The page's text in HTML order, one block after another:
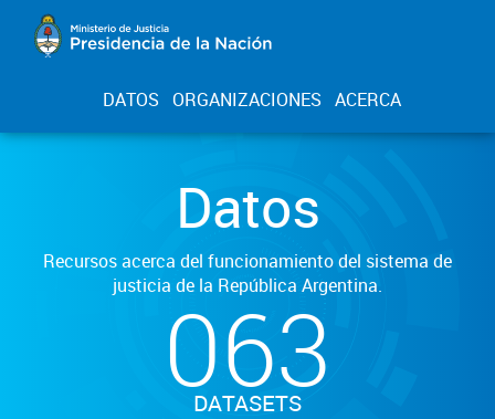
DATOS ORGANIZACIONES ACERCA
Datos
Recursos acerca del funcionamiento del sistema de
justicia de la República Argentina.
063
DATASETS